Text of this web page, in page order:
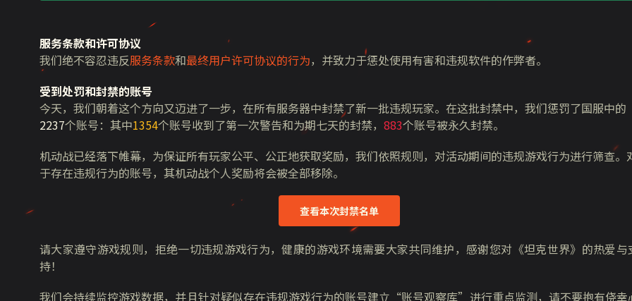
服务条款和许可协议
我们绝不容忍违反服务条款和最终用户许可协议的行为， 并致力于惩处使用有害和违规软件的作弊者。
受到处罚和封禁的账号
今天，我们朝着这个方向又迈进了一步，在所有服务器中封禁了新一批违规玩家。 在这批封禁中，我们惩罚了国服中的
2237个账号：其中1354个账号收到了第一次警告和为期七天的封禁， 883个账号被永久封禁。
机动战已经落下帷幕，为保证所有玩家公平、公正地获取奖励，我们依照规则，对活动期间的违规游戏行为进行筛查。
于存在违规行为的账号，其机动战个人奖励将会被全部移除。
查看本次封禁名单
请大家遵守游戏规则，拒绝一切违规游戏行为，健康的游戏环境需要大家共同维护，感谢您对《坦克世界》的热爱与
持！
我们会持续监控游戏数据，并且针对疑似存在违规游戏行为的账号建立“账号观察库”进行重点监测，请不要抱有侥幸